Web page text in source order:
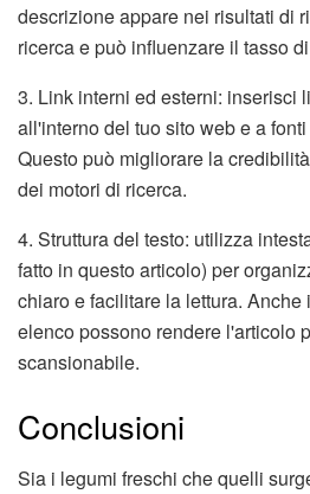
descrizione appare nei risultati di
ricerca e può influenzare il tasso
3. Link interni ed esterni: inserisci
all'interno del tuo sito web e a
Questo può migliorare la
dei motori di ricerca.
4. Struttura del testo: utilizza
fatto in questo articolo) per
chiaro e facilitare la lettura.
elenco possono rendere l'articolo
scansionabile.
Conclusioni
Sia i legumi freschi che quelli